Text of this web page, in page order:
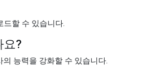
드할 수 있습니다.
요?
능력을 강화할 수 있습니다.